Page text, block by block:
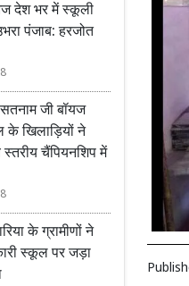
देश भर में स्कूली
पंजाब: हरजोत
जी बॉयज
खिलाड़ियों ने
स्तरीय चैंपियनशिप में
के ग्रामीणों ने
स्कूल पर जड़ा